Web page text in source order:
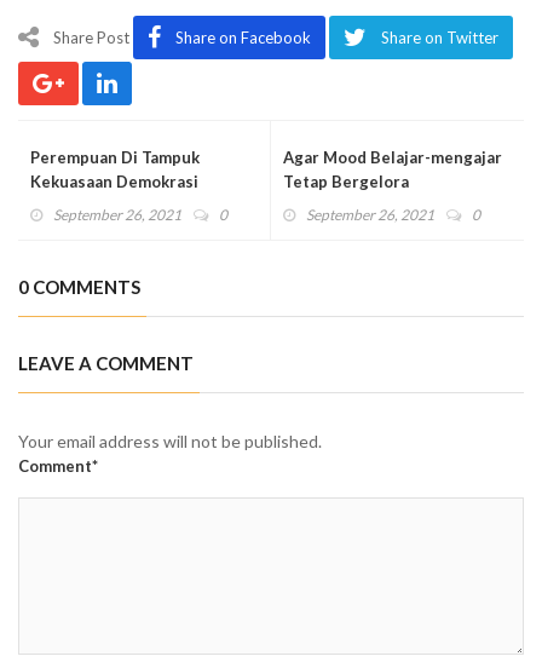
Share Post Share on Facebook Share on Twitter
Perempuan Di Tampuk
Kekuasaan Demokrasi
September 26, 2021 0
Agar Mood Belajar-mengajar
Tetap Bergelora
September 26, 2021 0
0 COMMENTS
LEAVE A COMMENT
Your email address will not be published.
Comment*